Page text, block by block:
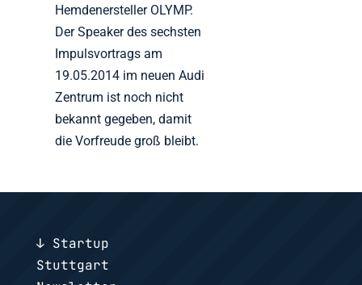
Hemdenersteller OLYMP.
Der Speaker des sechsten
Impulsvortrags am
19.05.2014 im neuen Audi
Zentrum ist noch nicht
bekannt gegeben, damit
die Vorfreude groß bleibt.
↓ Startup
Stuttgart